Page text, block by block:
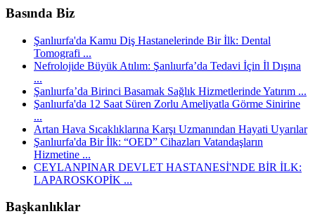
Basında Biz
Şanlıurfa'da Kamu Diş Hastanelerinde Bir İlk: Dental
Tomografi ...
Nefrolojide Büyük Atılım: Şanlıurfa’da Tedavi İçin İl Dışına
...
Şanlıurfa’da Birinci Basamak Sağlık Hizmetlerinde Yatırım ...
Şanlıurfa'da 12 Saat Süren Zorlu Ameliyatla Görme Sinirine
...
Artan Hava Sıcaklıklarına Karşı Uzmanından Hayati Uyarılar
Şanlıurfa'da Bir İlk: “OED” Cihazları Vatandaşların
Hizmetine ...
CEYLANPINAR DEVLET HASTANESİ'NDE BİR İLK:
LAPAROSKOPİK ...
Başkanlıklar